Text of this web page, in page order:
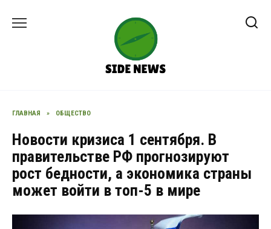
ГЛАВНАЯ » ОБЩЕСТВО
Новости кризиса 1 сентября. В
правительстве РФ прогнозируют
рост бедности, а экономика страны
может войти в топ-5 в мире